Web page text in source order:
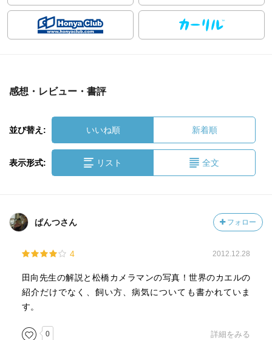
感想・レビュー・書評
並び替え: いいね順 新着順
表示形式: リスト 全文
ぱんつさん フォロー
4 2012.12.28
田向先生の解説と松橋カメラマンの写真！世界のカエルの
紹介だけでなく、飼い方、病気についても書かれていま
す。
0 詳細をみる